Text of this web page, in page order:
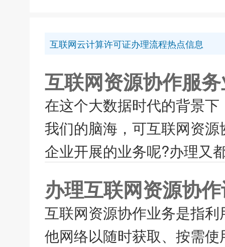
互联网云计算许可证办理流程热点信息
互联网资源协作服
在这个大数据时代的背景
我们的脑海，可互联网资
企业开展的业务呢?办理又
办理互联网资源协
互联网资源协作业务是指
他网络以随时获取、按需